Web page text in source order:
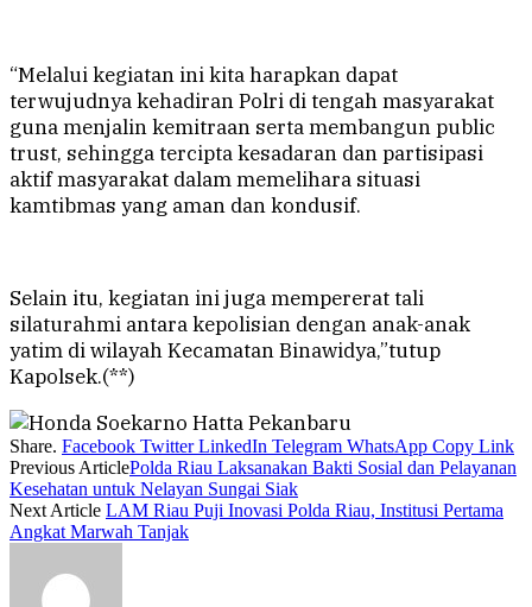
“Melalui kegiatan ini kita harapkan dapat
terwujudnya kehadiran Polri di tengah masyarakat
guna menjalin kemitraan serta membangun public
trust, sehingga tercipta kesadaran dan partisipasi
aktif masyarakat dalam memelihara situasi
kamtibmas yang aman dan kondusif.
Selain itu, kegiatan ini juga mempererat tali
silaturahmi antara kepolisian dengan anak-anak
yatim di wilayah Kecamatan Binawidya,”tutup
Kapolsek.(**)
Share. Facebook Twitter LinkedIn Telegram WhatsApp Copy Link
Previous ArticlePolda Riau Laksanakan Bakti Sosial dan Pelayanan
Kesehatan untuk Nelayan Sungai Siak
Next Article LAM Riau Puji Inovasi Polda Riau, Institusi Pertama
Angkat Marwah Tanjak